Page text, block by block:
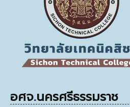
อศจ.นครศรีธรรมราช